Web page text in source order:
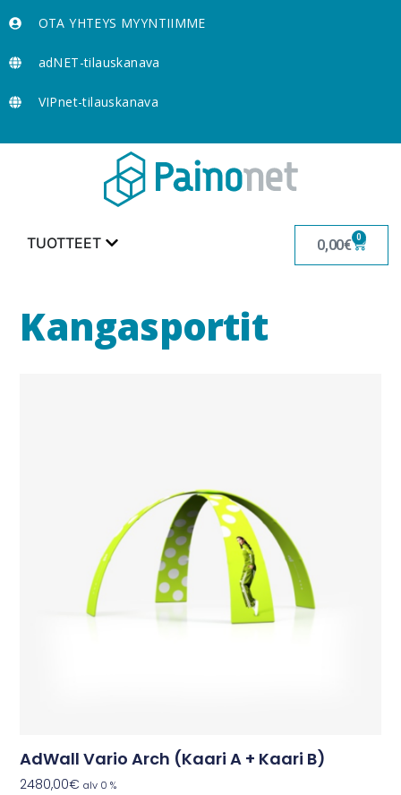
OTA YHTEYS MYYNTIIMME
adNET-tilauskanava
VIPnet-tilauskanava
TUOTTEET 0,00€ 0
Kangasportit
AdWall Vario Arch (Kaari A + Kaari B)
2480,00€ alv 0 %